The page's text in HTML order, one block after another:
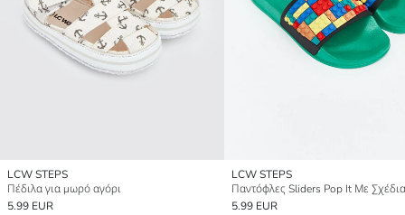
LCW STEPS
Πέδιλα για μωρό αγόρι
5.99 EUR
LCW STEPS
5.99 EUR